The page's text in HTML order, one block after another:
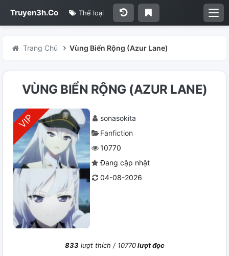
Truyen3h.Co Thể loại
Trang Chủ Vùng Biển Rộng (Azur Lane)
VÙNG BIỂN RỘNG (AZUR LANE)
sonasokita
Fanfiction
10770
Đang cập nhật
04-08-2026
833 lượt thích / 10770lượt đọc